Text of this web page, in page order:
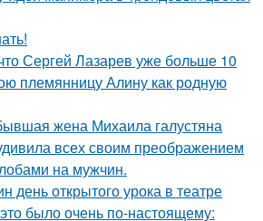
Сергей Лазарев уже больше 10
племянницу Алину как родную
жена Михаила галустяна
всех своим преображением
на мужчин.
день открытого урока в театре
было очень по-настоящему: